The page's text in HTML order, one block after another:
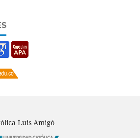
Luis Amigó